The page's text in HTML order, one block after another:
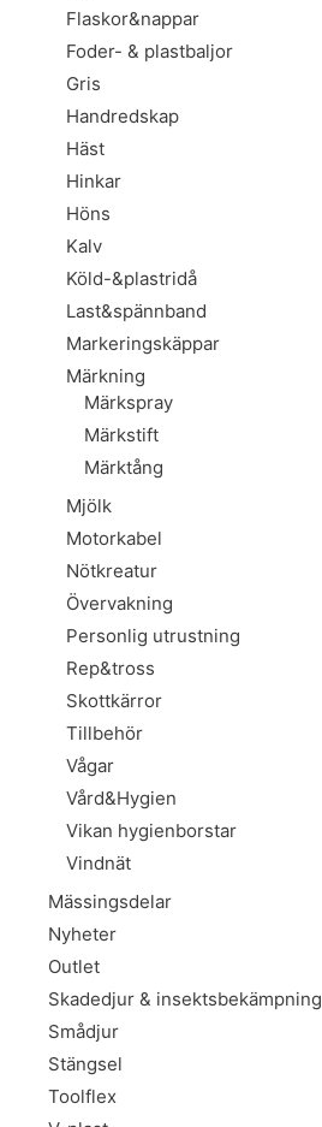
Flaskor&nappar
Foder- & plastbaljor
Gris
Handredskap
Häst
Hinkar
Höns
Kalv
Köld-&plastridå
Last&spännband
Markeringskäppar
Märkning
Märkspray
Märkstift
Märktång
Mjölk
Motorkabel
Nötkreatur
Övervakning
Personlig utrustning
Rep&tross
Skottkärror
Tillbehör
Vågar
Vård&Hygien
Vikan hygienborstar
Vindnät
Mässingsdelar
Nyheter
Outlet
Skadedjur & insektsbekämpning
Smådjur
Stängsel
Toolflex